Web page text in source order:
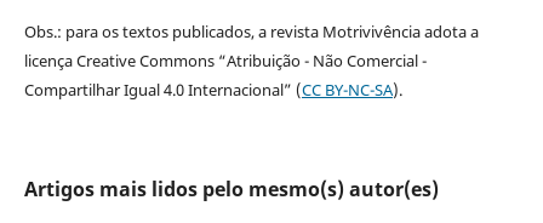
Obs.: para os textos publicados, a revista Motrivivência adota a
licença Creative Commons “Atribuição - Não Comercial -
Compartilhar Igual 4.0 Internacional” (CC BY-NC-SA).
Artigos mais lidos pelo mesmo(s) autor(es)